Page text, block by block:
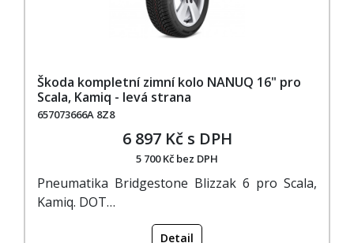
Škoda kompletní zimní kolo NANUQ 16" pro
Scala, Kamiq - levá strana
657073666A 8Z8
6 897 Kč s DPH
5 700 Kč bez DPH
Pneumatika Bridgestone Blizzak 6 pro Scala,
Kamiq. DOT…
Detail